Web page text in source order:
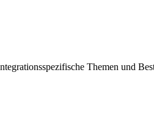
Themen und